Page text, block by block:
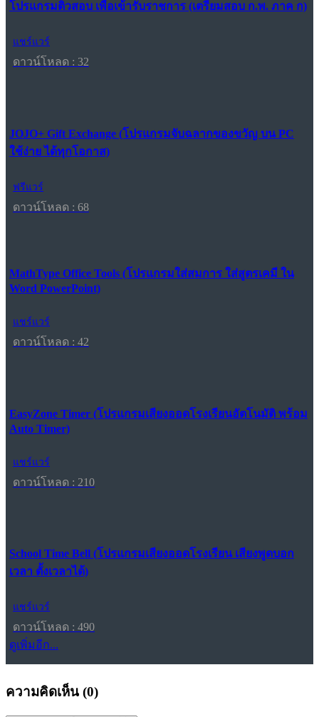
โปรแกรมติวสอบ เพื่อเข้ารับราชการ (เตรียมสอบ ก.พ. ภาค ก)
แชร์แวร์
ดาวน์โหลด : 32
JOJO+ Gift Exchange (โปรแกรมจับฉลากของขวัญ บน PC
ใช้ง่าย ได้ทุกโอกาส)
ฟรีแวร์
ดาวน์โหลด : 68
MathType Office Tools (โปรแกรมใส่สมการ ใส่สูตรเคมี ใน
Word PowerPoint)
แชร์แวร์
ดาวน์โหลด : 42
EasyZone Timer (โปรแกรมเสียงออดโรงเรียนอัตโนมัติ พร้อม
Auto Timer)
แชร์แวร์
ดาวน์โหลด : 210
School Time Bell (โปรแกรมเสียงออดโรงเรียน เสียงพูดบอก
เวลา ตั้งเวลาได้)
แชร์แวร์
ดาวน์โหลด : 490
ดูเพิ่มอีก...
ความคิดเห็น (0)